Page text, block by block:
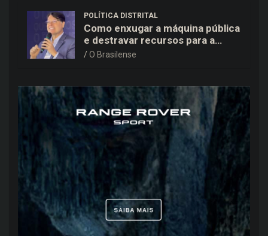
POLÍTICA DISTRITAL
Como enxugar a máquina pública
e destravar recursos para a
saúde e educação no DF
O Brasilense